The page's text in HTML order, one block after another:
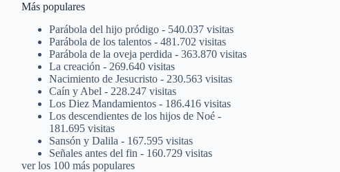
Más populares
Parábola del hijo pródigo - 540.037 visitas
Parábola de los talentos - 481.702 visitas
Parábola de la oveja perdida - 363.870 visitas
La creación - 269.640 visitas
Nacimiento de Jesucristo - 230.563 visitas
Caín y Abel - 228.247 visitas
Los Diez Mandamientos - 186.416 visitas
Los descendientes de los hijos de Noé -
181.695 visitas
Sansón y Dalila - 167.595 visitas
Señales antes del fin - 160.729 visitas
ver los 100 más populares